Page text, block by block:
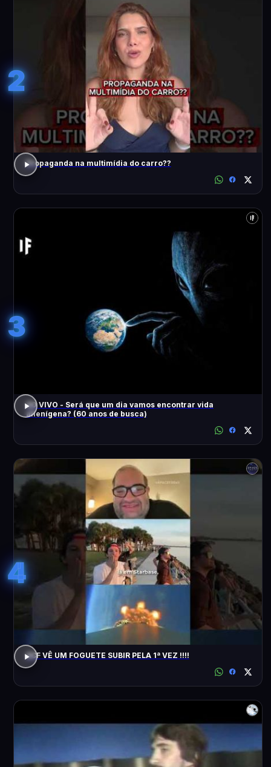
2
Propaganda na multimídia do carro??
3
AO VIVO - Será que um dia vamos encontrar vida
alienígena? (60 anos de busca)
4
ACF VÊ UM FOGUETE SUBIR PELA 1ª VEZ !!!!